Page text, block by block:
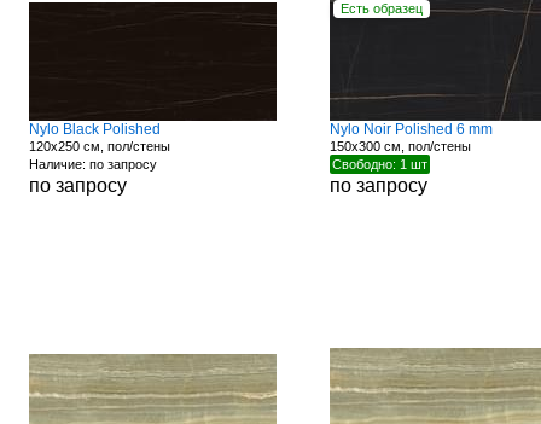
Nylo Black Polished
120x250 см, пол/стены
Наличие: по запросу
по запросу
Есть образец
Nylo Noir Polished 6 mm
150x300 см, пол/стены
Свободно: 1 шт
по запросу